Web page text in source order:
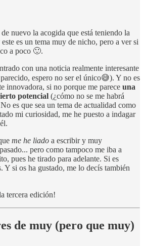
nuevo la acogida que está teniendo la
es un tema muy de nicho, pero a ver si
a poco 🙂.
con una noticia realmente interesante
espero no ser el único😅). Y no es
innovadora, si no porque me parece una
potencial (¿cómo no se me habrá
es que sea un tema de actualidad como
mi curiosidad, me he puesto a indagar
me he liado a escribir y muy
pero como tampoco me iba a
pues he tirado para adelante. Si es
Y si os ha gustado, me lo decís también
tercera edición!
de muy (pero que muy)